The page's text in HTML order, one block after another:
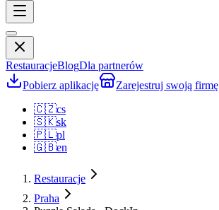
RestauracjeBlogDla partnerów
Pobierz aplikację
Zarejestruj swoją firmę
🇨🇿cs
🇸🇰sk
🇵🇱pl
🇬🇧en
Restauracje
Praha